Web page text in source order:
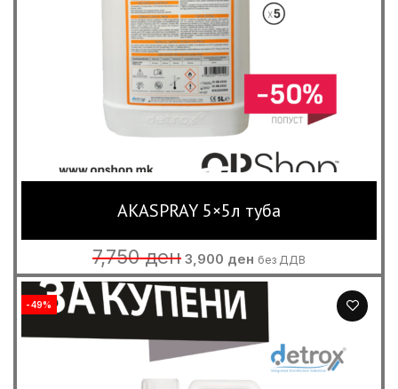
AKASPRAY 5×5л туба
7,750ден Original
price
was:
7,750 ден.
3,900 ден
price
is:
3,900 ден.
без ДДВ
-49%